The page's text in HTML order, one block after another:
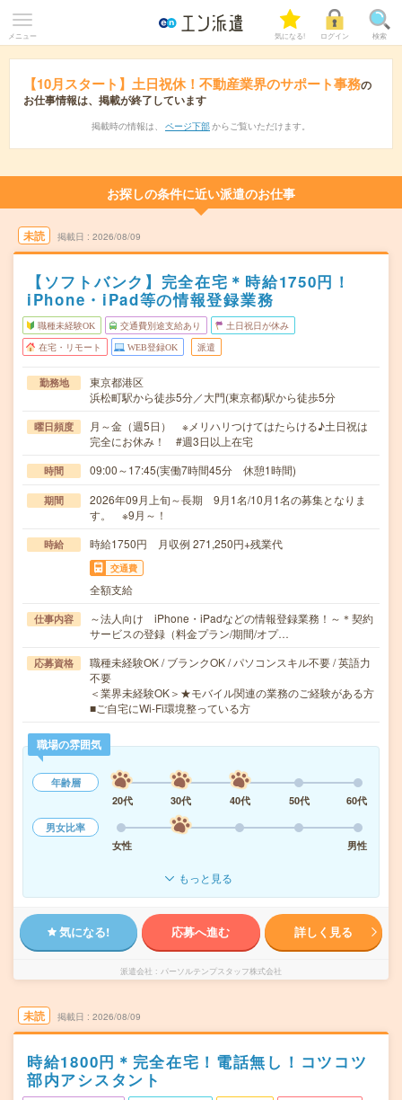
メニュー 気になる! ログイン 検索
【10月スタート】土日祝休！不動産業界のサポート事務の
お仕事情報は、掲載が終了しています
掲載時の情報は、 ページ下部 からご覧いただけます。
お探しの条件に近い派遣のお仕事
未読 掲載日 2026/08/09
【ソフトバンク】完全在宅＊時給1750円！
iPhone・iPad等の情報登録業務
職種未経験OK 交通費別途支給あり 土日祝日が休み
在宅・リモート WEB登録OK 派遣
勤務地
東京都港区
浜松町駅から徒歩5分／大門(東京都)駅から徒歩5分
曜日頻度
月～金（週5日） ※メリハリつけてはたらける♪土日祝は
完全にお休み！ #週3日以上在宅
時間 09:00～17:45(実働7時間45分 休憩1時間)
期間
2026年09月上旬～長期 9月1名/10月1名の募集となりま
す。 ※9月～！
時給 時給1750円 月収例 271,250円+残業代
交通費
全額支給
仕事内容
～法人向け iPhone・iPadなどの情報登録業務！～＊契約
サービスの登録（料金プラン/期間/オプ…
応募資格
職種未経験OK / ブランクOK / パソコンスキル不要 / 英語力
不要
＜業界未経験OK＞★モバイル関連の業務のご経験がある方
■ご自宅にWi-Fi環境整っている方
職場の雰囲気
年齢層
20代
30代 40代 50代
60代
男女比率
女性
男性
もっと見る
気になる! 応募へ進む 詳しく見る
派遣会社 パーソルテンプスタッフ株式会社
未読 掲載日 2026/08/09
時給1800円＊完全在宅！電話無し！コツコツ
部内アシスタント